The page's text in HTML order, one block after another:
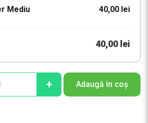
Mediu 40,00 lei
40,00 lei
+ Adaugă în coș